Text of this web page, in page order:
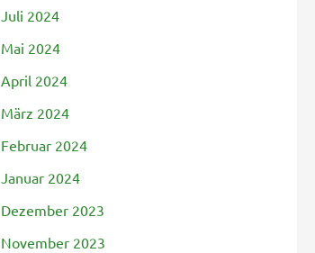
Juli 2024
Mai 2024
April 2024
März 2024
Februar 2024
Januar 2024
Dezember 2023
November 2023